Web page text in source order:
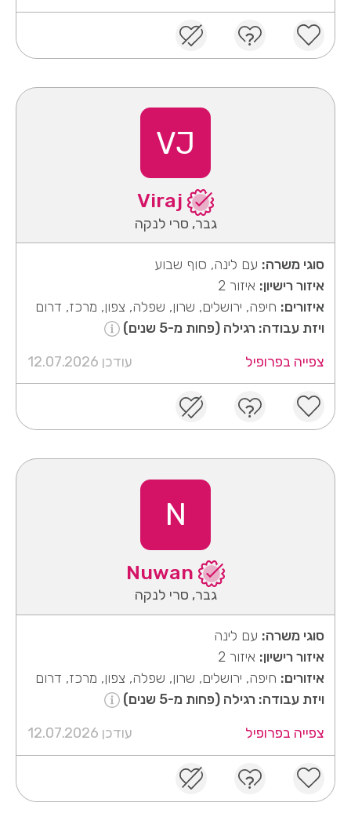
VJ
גבר, סרי לנקה
סוגי משרה: עם לינה, סוף שבוע
איזור רישיון: איזור 2
איזורים: חיפה, ירושלים, שרון, שפלה, צפון, מרכז, דרום
ויזת עבודה: רגילה (פחות מ-5 שנים)
צפייה בפרופיל
עודכן 12.07.2026
N
גבר, סרי לנקה
סוגי משרה: עם לינה
איזור רישיון: איזור 2
איזורים: חיפה, ירושלים, שרון, שפלה, צפון, מרכז, דרום
ויזת עבודה: רגילה (פחות מ-5 שנים)
צפייה בפרופיל
עודכן 12.07.2026